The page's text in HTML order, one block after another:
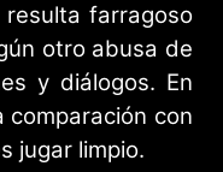
resulta farragoso
otro abusa de
y diálogos. En
con
jugar limpio.